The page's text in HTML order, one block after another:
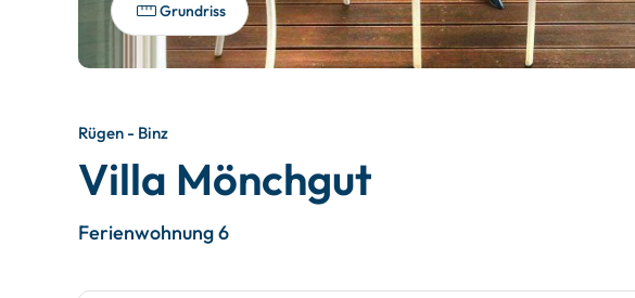
Grundriss
Rügen - Binz
Villa Mönchgut
Ferienwohnung 6